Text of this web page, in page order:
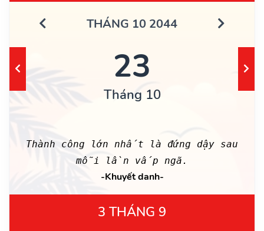
THÁNG 10 2044
23
Tháng 10
Thành công lớn nhất là đứng dậy sau
mỗi lần vấp ngã.
-Khuyết danh-
3 THÁNG 9